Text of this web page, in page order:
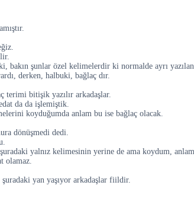
bakın şunlar özel kelimelerdir ki normalde ayrı
derken, halbuki, bağlaç dır.
terimi bitişik yazılır arkadaşlar.
da da işlemiştik.
koyduğumda anlam bu ise bağlaç olacak.
dönüşmedi dedi.
yalnız kelimesinin yerine de ama koydum,
olamaz.
yan yaşıyor arkadaşlar fiildir.